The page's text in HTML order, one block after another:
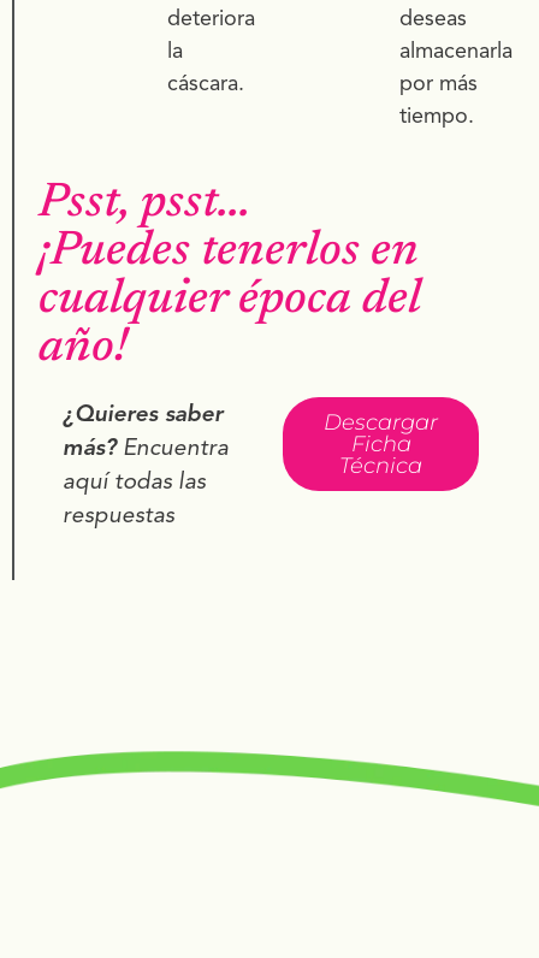
deteriora
la
cáscara.
deseas
almacenarla
por más
tiempo.
Psst, psst...
¡Puedes tenerlos en
cualquier época del
año!
¿Quieres saber
más?Encuentra
aquí todas las
respuestas
Descargar
Ficha
Técnica